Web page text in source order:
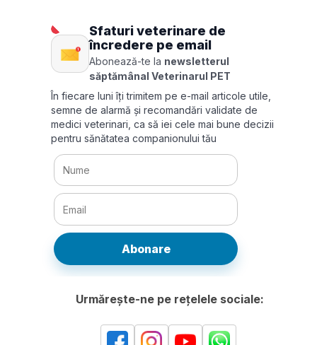
Sfaturi veterinare de
încredere pe email
Abonează-te la newsletterul
săptămânal Veterinarul PET
În fiecare luni îți trimitem pe e-mail articole utile,
semne de alarmă și recomandări validate de
medici veterinari, ca să iei cele mai bune decizii
pentru sănătatea companionului tău
Abonare
Urmărește-ne pe rețelele sociale: